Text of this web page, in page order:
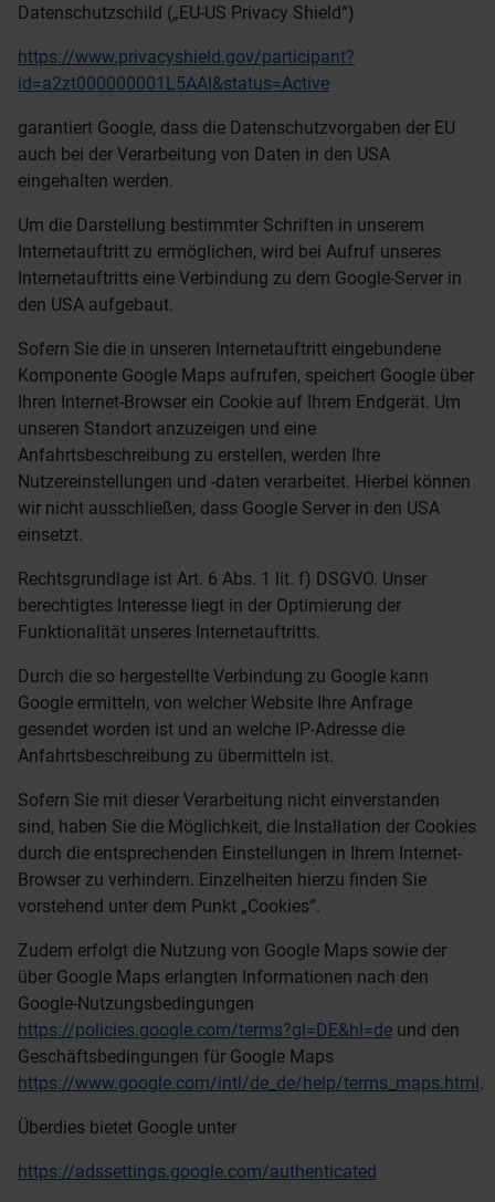
Datenschutzschild („EU-US Privacy Shield“)
https://www.privacyshield.gov/participant?
id=a2zt000000001L5AAI&status=Active
garantiert Google, dass die Datenschutzvorgaben der EU
auch bei der Verarbeitung von Daten in den USA
eingehalten werden.
Um die Darstellung bestimmter Schriften in unserem
Internetauftritt zu ermöglichen, wird bei Aufruf unseres
Internetauftritts eine Verbindung zu dem Google-Server in
den USA aufgebaut.
Sofern Sie die in unseren Internetauftritt eingebundene
Komponente Google Maps aufrufen, speichert Google über
Ihren Internet-Browser ein Cookie auf Ihrem Endgerät. Um
unseren Standort anzuzeigen und eine
Anfahrtsbeschreibung zu erstellen, werden Ihre
Nutzereinstellungen und -daten verarbeitet. Hierbei können
wir nicht ausschließen, dass Google Server in den USA
einsetzt.
Rechtsgrundlage ist Art. 6 Abs. 1 lit. f) DSGVO. Unser
berechtigtes Interesse liegt in der Optimierung der
Funktionalität unseres Internetauftritts.
Durch die so hergestellte Verbindung zu Google kann
Google ermitteln, von welcher Website Ihre Anfrage
gesendet worden ist und an welche IP-Adresse die
Anfahrtsbeschreibung zu übermitteln ist.
Sofern Sie mit dieser Verarbeitung nicht einverstanden
sind, haben Sie die Möglichkeit, die Installation der Cookies
durch die entsprechenden Einstellungen in Ihrem Internet-
Browser zu verhindern. Einzelheiten hierzu finden Sie
vorstehend unter dem Punkt „Cookies“.
Zudem erfolgt die Nutzung von Google Maps sowie der
über Google Maps erlangten Informationen nach den
Google-Nutzungsbedingungen
https://policies.google.com/terms?gl=DE&hl=de und den
Geschäftsbedingungen für Google Maps
https://www.google.com/intl/de_de/help/terms_maps.html.
Überdies bietet Google unter
https://adssettings.google.com/authenticated